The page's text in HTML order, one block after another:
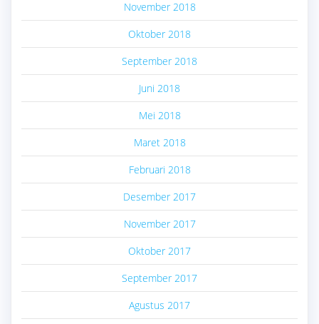
November 2018
Oktober 2018
September 2018
Juni 2018
Mei 2018
Maret 2018
Februari 2018
Desember 2017
November 2017
Oktober 2017
September 2017
Agustus 2017